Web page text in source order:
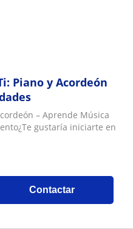
Piano y Acordeón
– Aprende Música
gustaría iniciarte en
Contactar